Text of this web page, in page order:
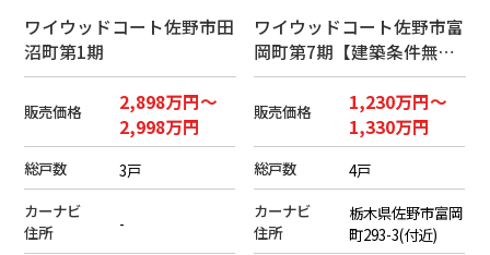
ワイウッドコート佐野市田
沼町第1期
販売価格
2,898万円～
2,998万円
総戸数
3戸
カーナビ
住所
-
ワイウッドコート佐野市富
岡町第7期【建築条件無し
売地】
販売価格
1,230万円～
1,330万円
総戸数
4戸
カーナビ
住所
栃木県佐野市富岡
町293-3(付近)